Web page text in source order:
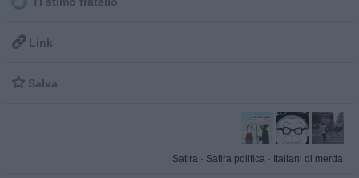
 Link
 Salva
Satira · Satira politica · Italiani di merda